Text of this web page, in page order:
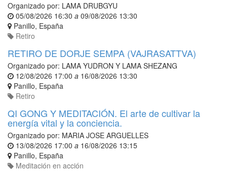
Organizado por: LAMA DRUBGYU
05/08/2026 16:30 a 09/08/2026 13:30
Panillo, España
Retiro
RETIRO DE DORJE SEMPA (VAJRASATTVA)
Organizado por: LAMA YUDRON Y LAMA SHEZANG
12/08/2026 17:00 a 16/08/2026 13:30
Panillo, España
Retiro
QI GONG Y MEDITACIÓN. El arte de cultivar la
energía vital y la conciencia.
Organizado por: MARIA JOSE ARGUELLES
13/08/2026 17:00 a 16/08/2026 13:15
Panillo, España
Meditación en acción